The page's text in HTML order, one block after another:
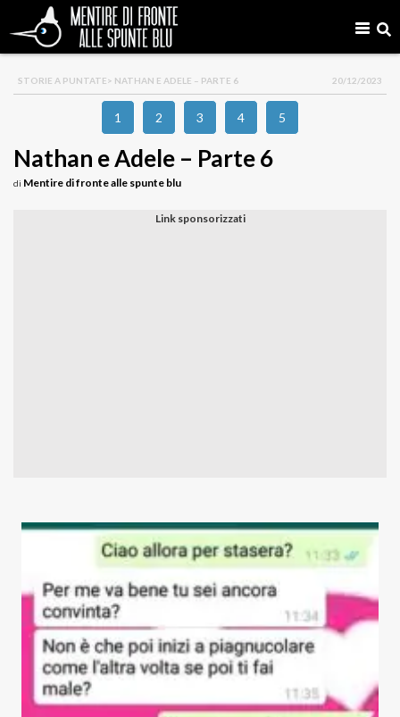
STORIE A PUNTATE> NATHAN E ADELE – PARTE 6 20/12/2023
1 2 3 4 5
Nathan e Adele – Parte 6
di Mentire di fronte alle spunte blu